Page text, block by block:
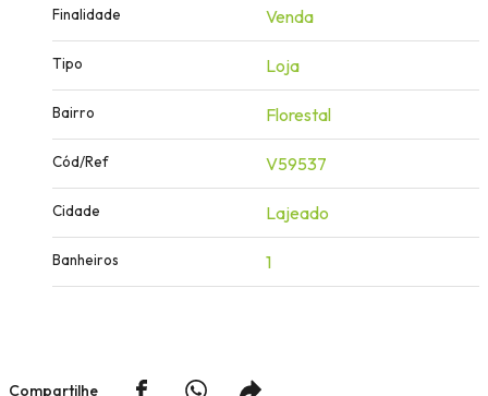
Finalidade Venda
Tipo Loja
Bairro Florestal
Cód/Ref V59537
Cidade Lajeado
Banheiros 1
Compartilhe